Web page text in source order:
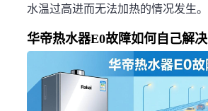
水温过高进而无法加热的情况发生。
华帝热水器E0故障如何自己解决